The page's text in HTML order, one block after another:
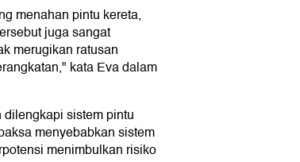
menahan pintu kereta,
juga sangat
merugikan ratusan
kata Eva dalam
sistem pintu
menyebabkan sistem
menimbulkan risiko